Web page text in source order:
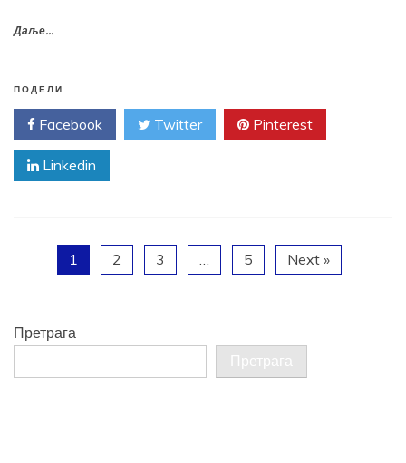
Даље...
ПОДЕЛИ
Facebook Twitter Pinterest
Linkedin
1 2 3 … 5 Next »
Претрага
Претрага